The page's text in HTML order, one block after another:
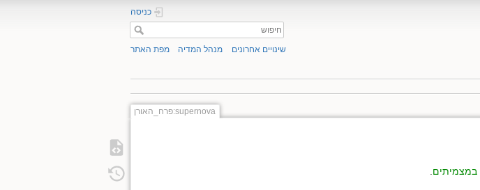
כניסה
שינויים אחרונים מנהל המדיה מפת האתר
supernova:פרח_האורן
במצמיתים.